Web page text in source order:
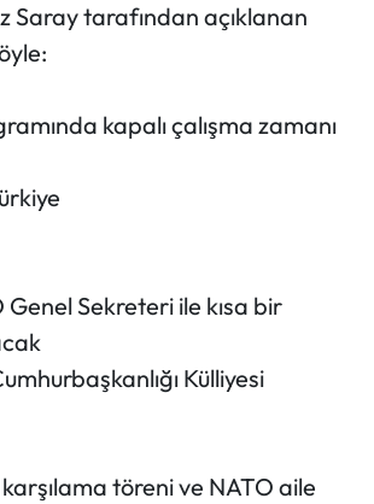
Saray tarafından açıklanan
kapalı çalışma zamanı
Sekreteri ile kısa bir
Külliyesi
töreni ve NATO aile